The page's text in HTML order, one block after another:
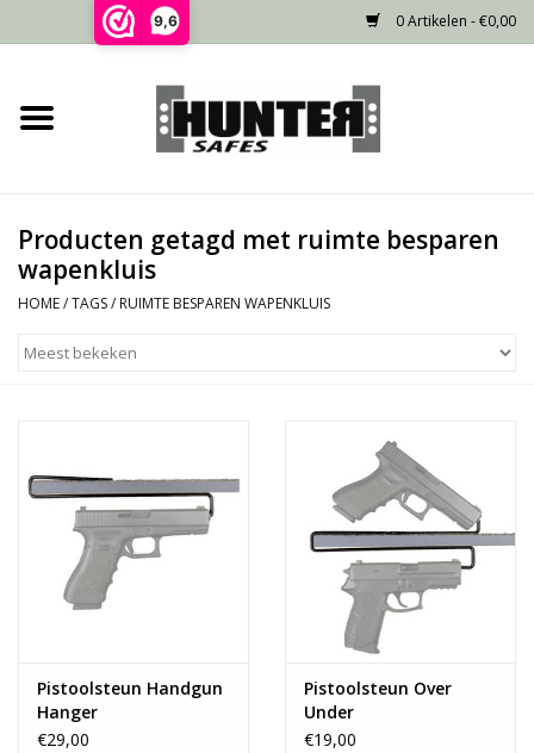
9,6 0 Artikelen - €0,00
Home
Gecertificeerd
Niet gecertificeerd
Producten getagd met ruimte besparen
wapenkluis
HOME/TAGS/ RUIMTE BESPAREN WAPENKLUIS
Pistoolsteun Handgun
Hanger
€29,00
Pistoolsteun Over
Under
€19,00